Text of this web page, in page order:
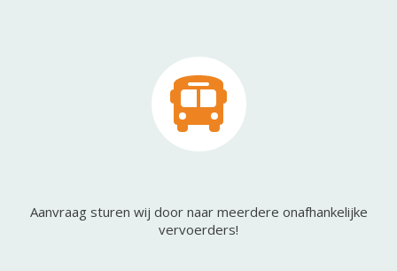
Aanvraag sturen wij door naar meerdere onafhankelijke
vervoerders!